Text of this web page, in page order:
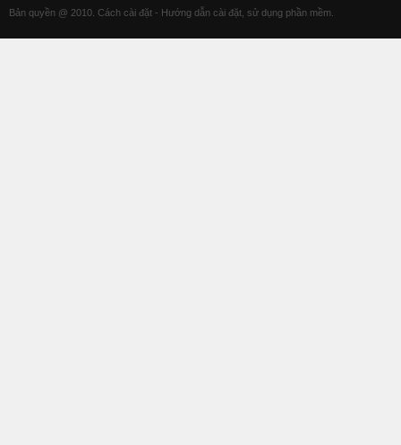
Bản quyền @ 2010. Cách cài đặt - Hướng dẫn cài đặt, sử dụng phần mềm.